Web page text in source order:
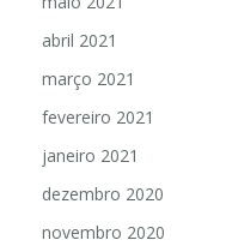
abril 2021
março 2021
fevereiro 2021
janeiro 2021
dezembro 2020
novembro 2020